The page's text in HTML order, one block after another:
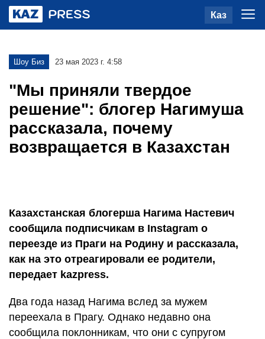
Каз
Шоу Биз 23 мая 2023 г. 4:58
"Мы приняли твердое
решение": блогер Нагимуша
рассказала, почему
возвращается в Казахстан
Казахстанская блогерша Нагима Настевич
сообщила подписчикам в Instagram о
переезде из Праги на Родину и рассказала,
как на это отреагировали ее родители,
передает kazpress.
Два года назад Нагима вслед за мужем
переехала в Прагу. Однако недавно она
сообщила поклонникам, что они с супругом